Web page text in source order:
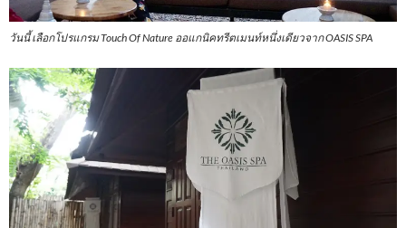
วันนี้ เลือกโปรแกรม Touch Of Nature ออแกนิคทรีตเมนท์หนึ่งเดียวจาก OASIS SPA